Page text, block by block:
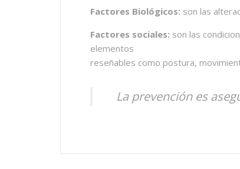
Factores Biológicos: son las
Factores sociales: son las
elementos
reseñables como postura,
La prevención es